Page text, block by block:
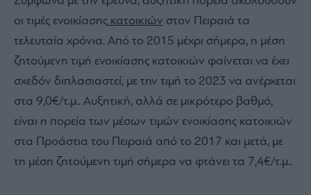
οι τιμές ενοικίασης κατοικιών στον Πειραιά τα
τελευταία χρόνια. Από το 2015 μέχρι σήμερα, η μέση
ζητούμενη τιμή ενοικίασης κατοικιών φαίνεται να έχει
σχεδόν διπλασιαστεί, με την τιμή το 2023 να ανέρχεται
στα 9,0€/τ.μ.. Αυξητική, αλλά σε μικρότερο βαθμό,
είναι η πορεία των μέσων τιμών ενοικίασης κατοικιών
στα Προάστια του Πειραιά από το 2017 και μετά, με
τη μέση ζητούμενη τιμή σήμερα να φτάνει τα 7,4€/τ.μ..